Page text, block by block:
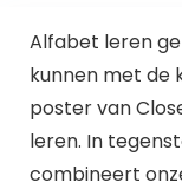
Alfabet leren
kunnen met de
poster van
leren. In
combineert